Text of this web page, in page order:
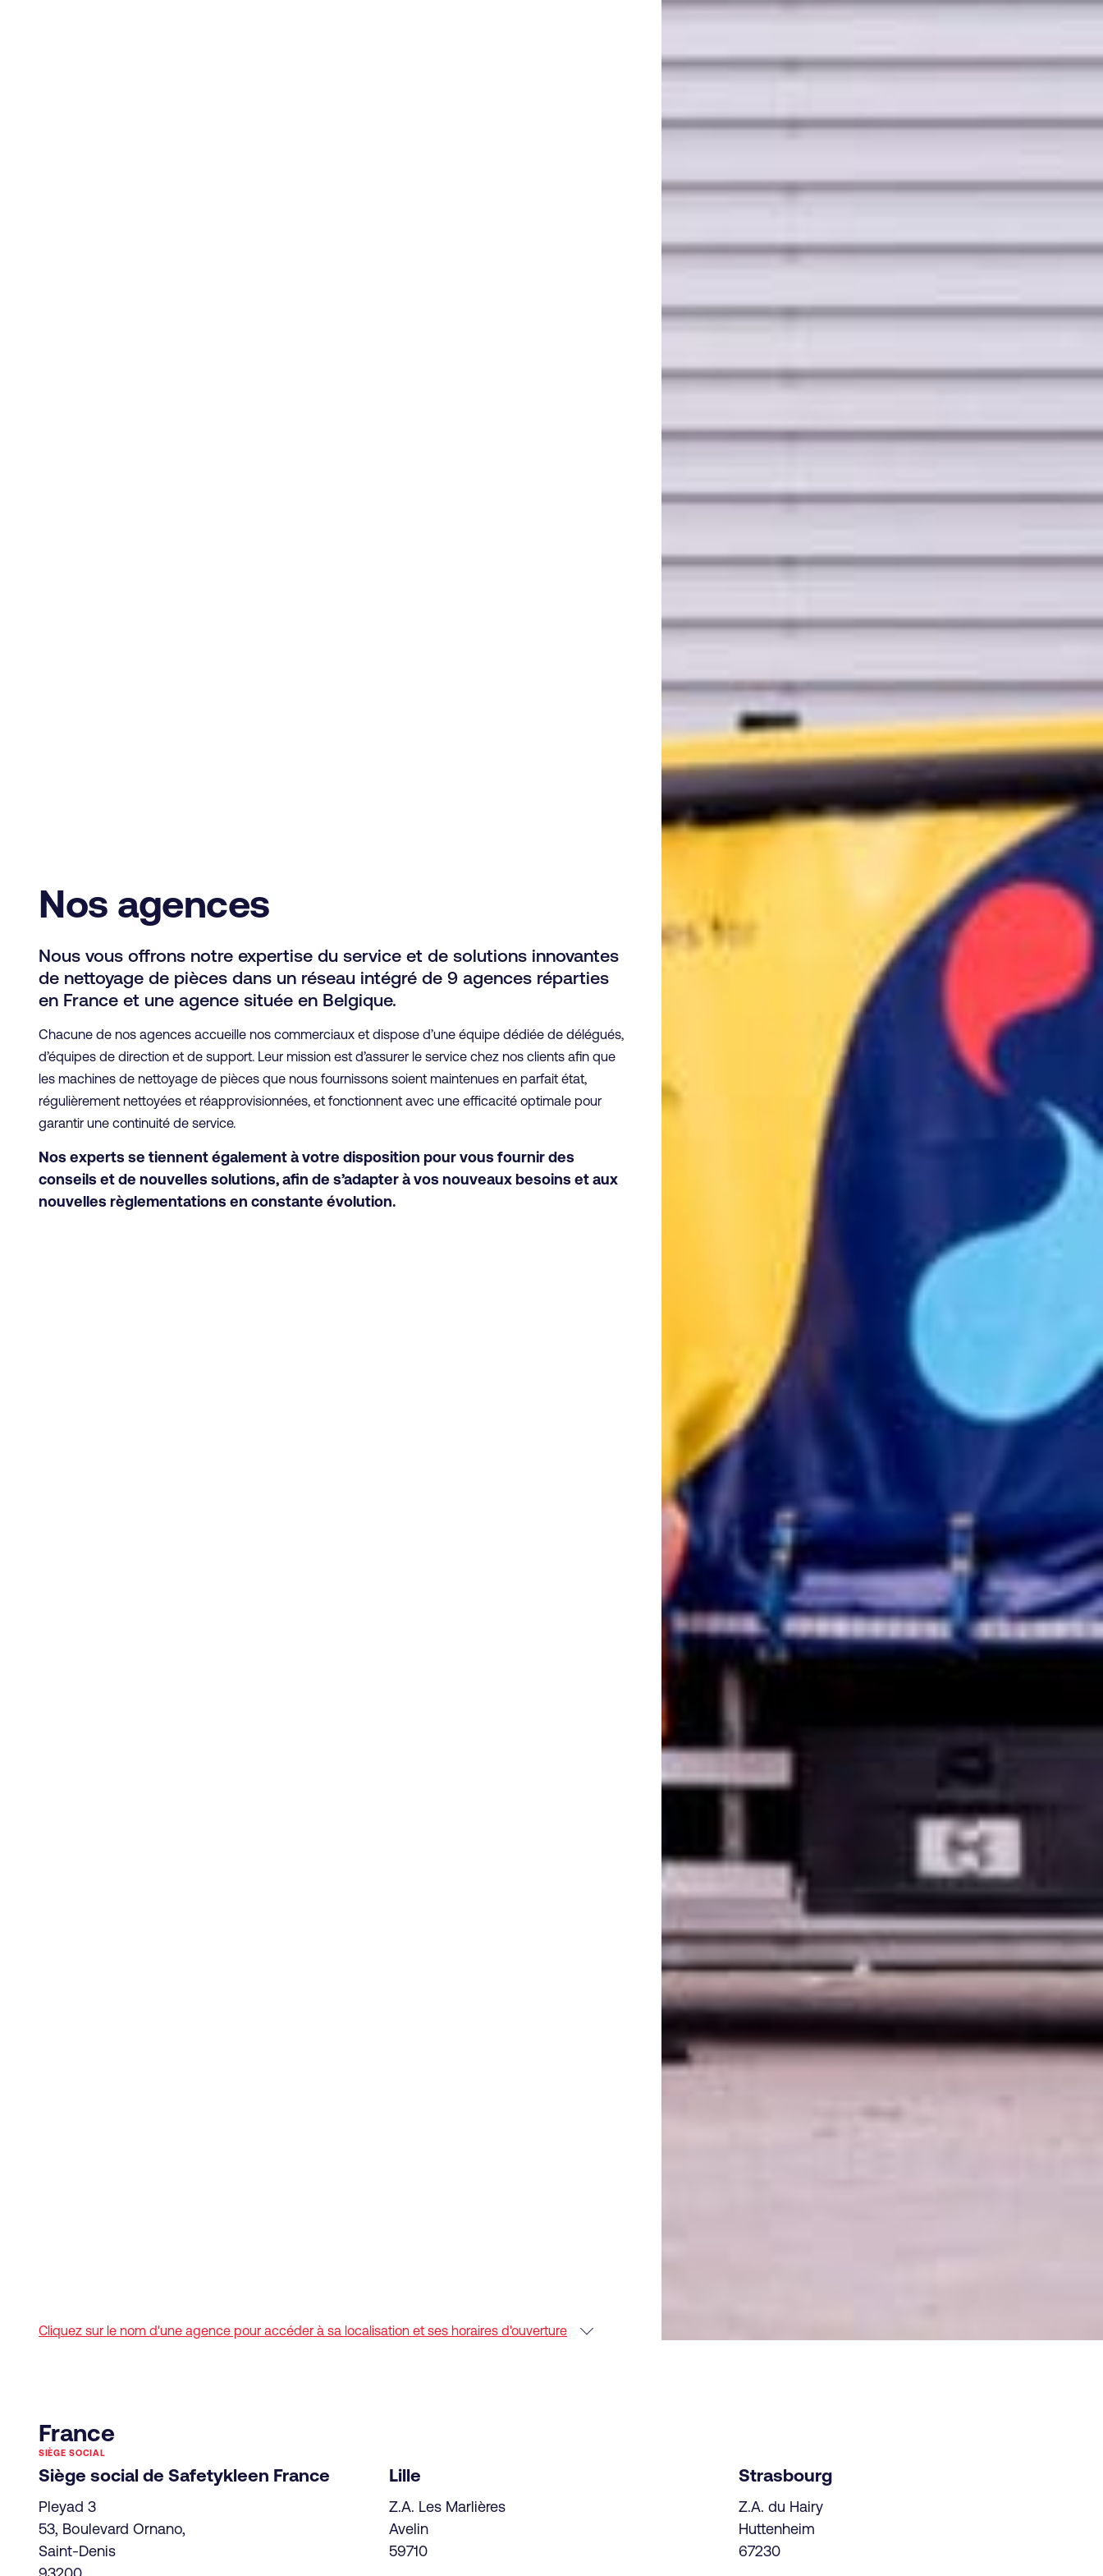
Nos agences
Nous vous offrons notre expertise du service et de solutions innovantes
de nettoyage de pièces dans un réseau intégré de 9 agences réparties
en France et une agence située en Belgique.
Chacune de nos agences accueille nos commerciaux et dispose d’une équipe dédiée de délégués,
d’équipes de direction et de support. Leur mission est d’assurer le service chez nos clients afin que
les machines de nettoyage de pièces que nous fournissons soient maintenues en parfait état,
régulièrement nettoyées et réapprovisionnées, et fonctionnent avec une efficacité optimale pour
garantir une continuité de service.
Nos experts se tiennent également à votre disposition pour vous fournir des
conseils et de nouvelles solutions, afin de s’adapter à vos nouveaux besoins et aux
nouvelles règlementations en constante évolution.
Cliquez sur le nom d'une agence pour accéder à sa localisation et ses horaires d'ouverture
France
SIÈGE SOCIAL
Siège social de Safetykleen France
Pleyad 3
53, Boulevard Ornano,
Saint-Denis
Lille
Z.A. Les Marlières
Avelin
59710
Strasbourg
Z.A. du Hairy
Huttenheim
67230